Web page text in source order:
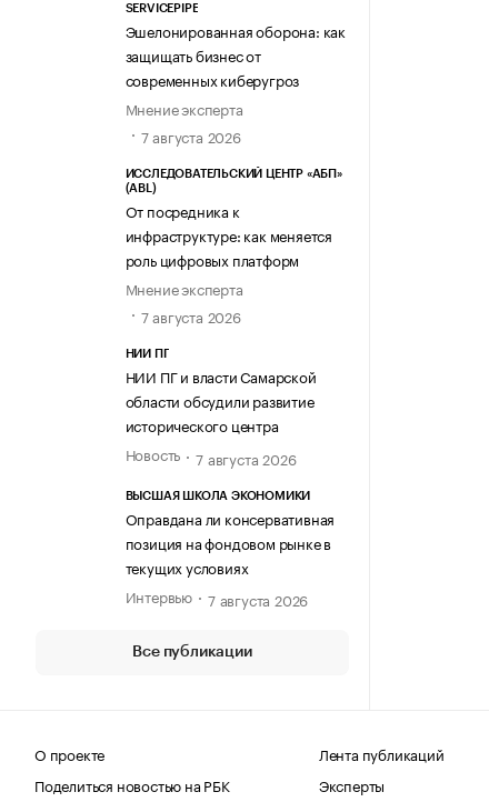
SERVICEPIPE
Эшелонированная оборона: как
защищать бизнес от
современных киберугроз
Мнение эксперта
7 августа 2026
ИССЛЕДОВАТЕЛЬСКИЙ ЦЕНТР «АБП»
(ABL)
От посредника к
инфраструктуре: как меняется
роль цифровых платформ
Мнение эксперта
7 августа 2026
НИИ ПГ
НИИ ПГ и власти Самарской
области обсудили развитие
исторического центра
Новость
7 августа 2026
ВЫСШАЯ ШКОЛА ЭКОНОМИКИ
Оправдана ли консервативная
позиция на фондовом рынке в
текущих условиях
Интервью
7 августа 2026
Все публикации
О проекте
Поделиться новостью на РБК
Лента публикаций
Эксперты